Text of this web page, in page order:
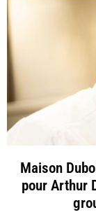
Maison
pour Arthur